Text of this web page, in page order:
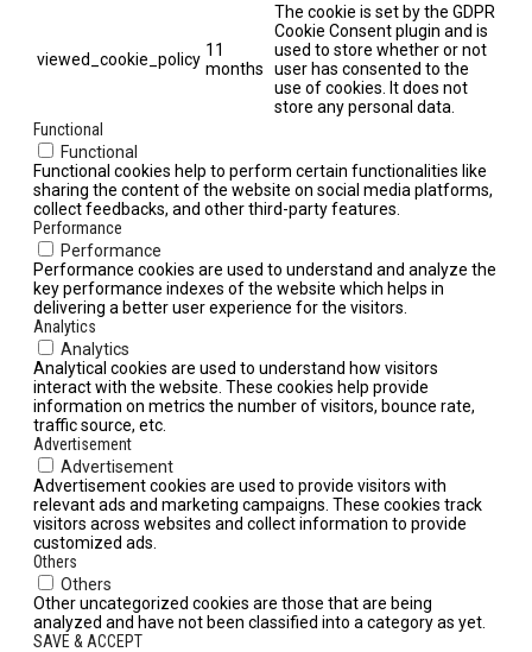
viewed_cookie_policy 11
months
The cookie is set by the GDPR
Cookie Consent plugin and is
used to store whether or not
user has consented to the
use of cookies. It does not
store any personal data.
Functional
Functional
Functional cookies help to perform certain functionalities like
sharing the content of the website on social media platforms,
collect feedbacks, and other third-party features.
Performance
Performance
Performance cookies are used to understand and analyze the
key performance indexes of the website which helps in
delivering a better user experience for the visitors.
Analytics
Analytics
Analytical cookies are used to understand how visitors
interact with the website. These cookies help provide
information on metrics the number of visitors, bounce rate,
traffic source, etc.
Advertisement
Advertisement
Advertisement cookies are used to provide visitors with
relevant ads and marketing campaigns. These cookies track
visitors across websites and collect information to provide
customized ads.
Others
Others
Other uncategorized cookies are those that are being
analyzed and have not been classified into a category as yet.
SAVE & ACCEPT